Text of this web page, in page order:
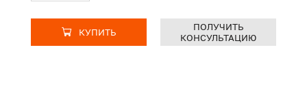
КУПИТЬ
ПОЛУЧИТЬ
КОНСУЛЬТАЦИЮ